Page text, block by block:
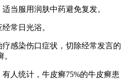
服用润肤中药避免复发。
常日光浴。
感染伤口症状，切除经常发言的
统计，牛皮癣75%的牛皮癣患